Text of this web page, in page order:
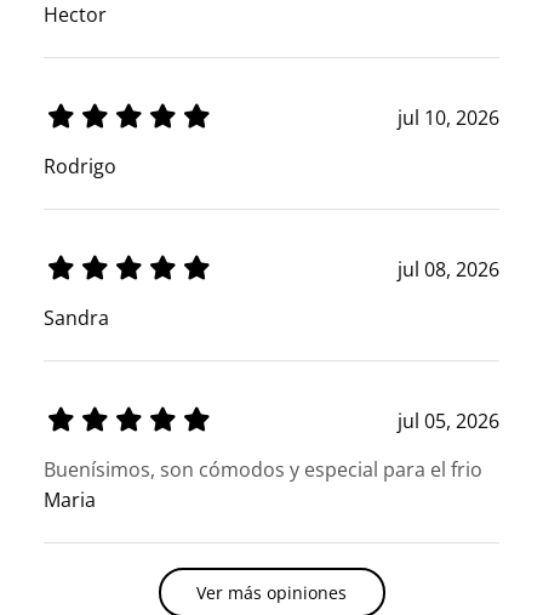
Hector
jul 10, 2026
Rodrigo
jul 08, 2026
Sandra
jul 05, 2026
Buenísimos, son cómodos y especial para el frio
Maria
Ver más opiniones